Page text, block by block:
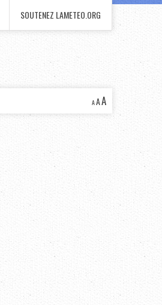
SOUTENEZ LAMETEO.ORG
AAA